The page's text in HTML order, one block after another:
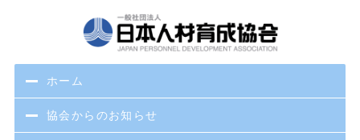
ホーム
協会からのお知らせ